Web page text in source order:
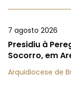
7 agosto 2026
Presidiu à
Socorro, em
Arquidiocese de